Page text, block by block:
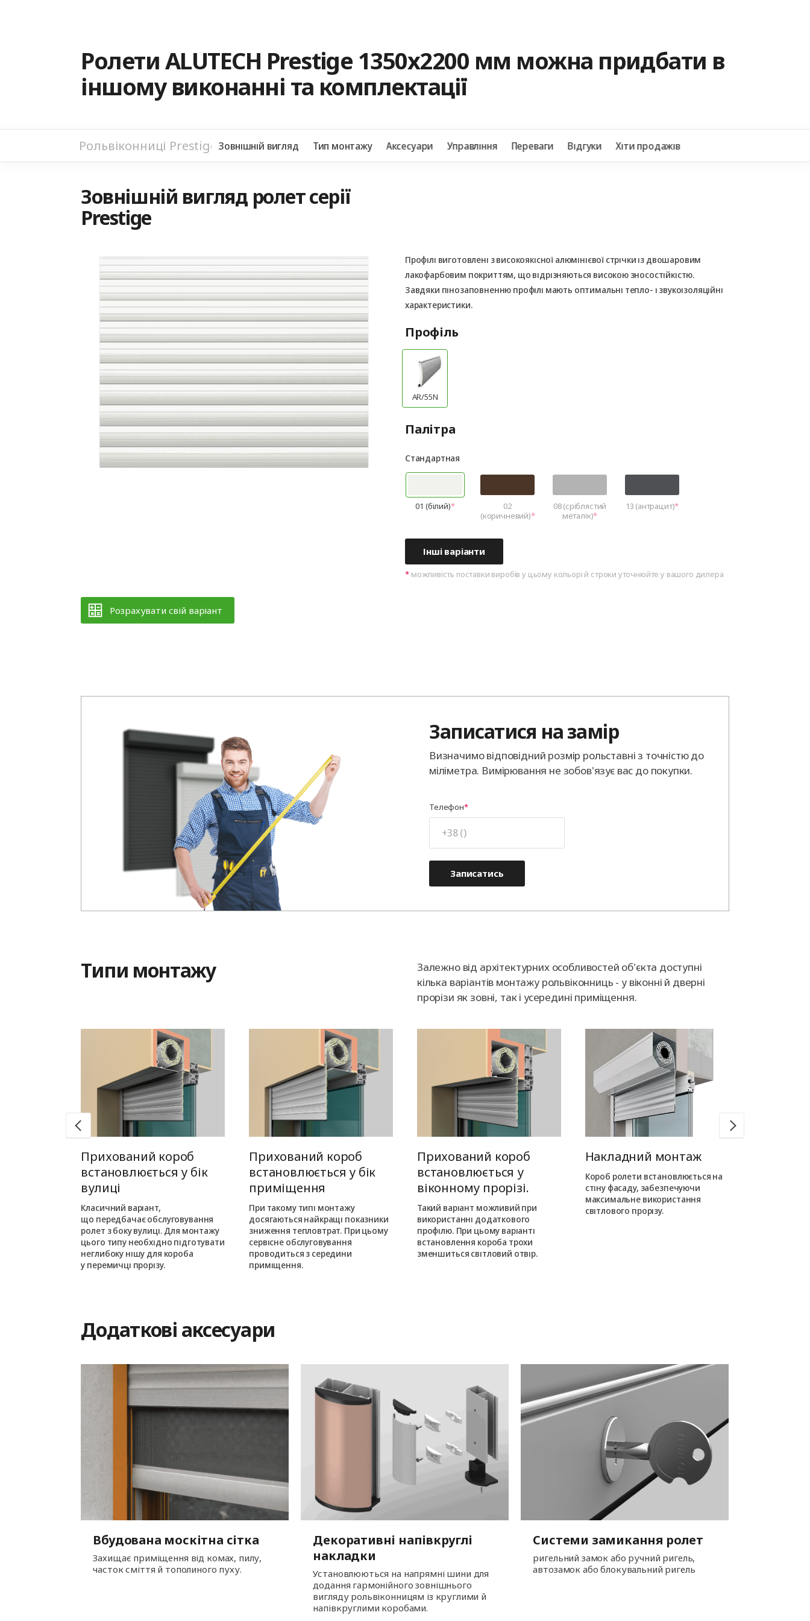
Ролети ALUTECH Prestige 1350x2200 мм можна придбати в
іншому виконанні та комплектації
Рольвіконниці Prestige Зовнішній вигляд Тип монтажу Аксесуари Управління Переваги Відгуки Хіти продажів
Зовнішній вигляд ролет серії
Prestige
Профілі виготовлені з високоякісної алюмінієвої стрічки із двошаровим
лакофарбовим покриттям, що відрізняються високою зносостійкістю.
Завдяки пінозаповненню профілі мають оптимальні тепло- і звукоізоляційні
характеристики.
Профіль
AR/55N
Палітра
Стандартная
01 (білий)
02
(коричневий)
08 (сріблястий
металік)
13 (антрацит)
Інші варіанти
можливість поставки виробів у цьому кольорі й строки уточнюйте у вашого дилера
Розрахувати свій варіант
Записатися на замір
Визначимо відповідний розмір рольставні з точністю до
міліметра. Вимірювання не зобов'язує вас до покупки.
Телефон
Записатись
Типи монтажу
Залежно від архітектурних особливостей об'єкта доступні
кілька варіантів монтажу рольвіконниць - у віконні й дверні
прорізи як зовні, так і усередині приміщення.
Прихований короб
встановлюється у бік
вулиці
Класичний варіант,
що передбачає обслуговування
ролет з боку вулиці. Для монтажу
цього типу необхідно підготувати
неглибоку нішу для короба
у перемичці прорізу.
Прихований короб
встановлюється у бік
приміщення
При такому типі монтажу
досягаються найкращі показники
зниження тепловтрат. При цьому
сервісне обслуговування
проводиться з середини
приміщення.
Прихований короб
встановлюється у
віконному прорізі.
Такий варіант можливий при
використанні додаткового
профілю. При цьому варіанті
встановлення короба трохи
зменшиться світловий отвір.
Накладний монтаж
Короб ролети встановлюється на
стіну фасаду, забезпечуючи
максимальне використання
світлового прорізу.
Додаткові аксесуари
Вбудована москітна сітка
Захищає приміщення від комах, пилу,
часток сміття й тополиного пуху.
Декоративні напівкруглі
накладки
Установлюються на напрямні шини для
додання гармонійного зовнішнього
вигляду рольвіконницям із круглими й
напівкруглими коробами.
Системи замикання ролет
ригельний замок або ручний ригель,
автозамок або блокувальний ригель